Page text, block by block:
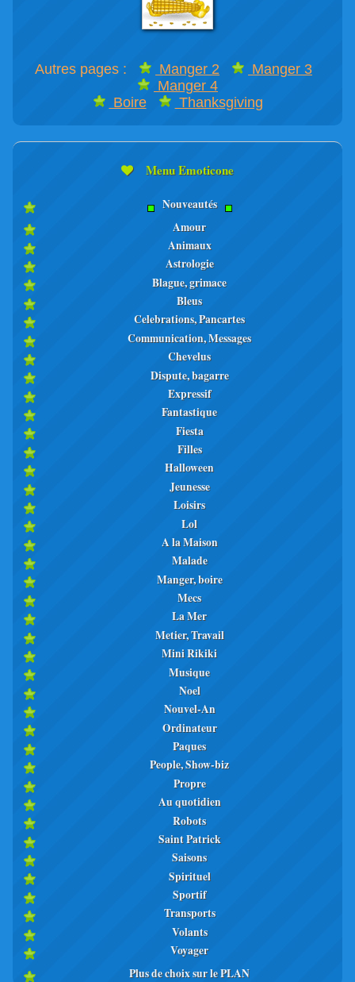
Autres pages : Manger 2
Manger 3
Manger 4
Boire
Thanksgiving
Menu Emoticone
Nouveautés
Amour
Animaux
Astrologie
Blague, grimace
Bleus
Celebrations, Pancartes
Communication, Messages
Chevelus
Dispute, bagarre
Expressif
Fantastique
Fiesta
Filles
Halloween
Jeunesse
Loisirs
Lol
A la Maison
Malade
Manger, boire
Mecs
La Mer
Metier, Travail
Mini Rikiki
Musique
Noel
Nouvel-An
Ordinateur
Paques
People, Show-biz
Propre
Au quotidien
Robots
Saint Patrick
Saisons
Spirituel
Sportif
Transports
Volants
Voyager
Plus de choix sur le PLAN